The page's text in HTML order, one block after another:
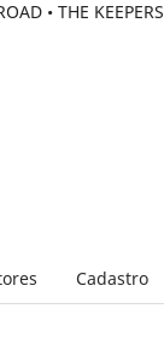
• THE KEEPERS
Cadastro